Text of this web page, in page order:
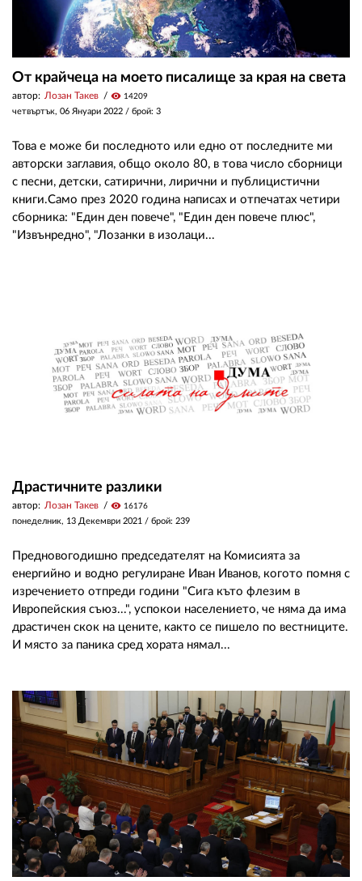
От крайчеца на моето писалище за края на света
автор: Лозан Такев visibility 14209
четвъртък, 06 Януари 2022 / брой: 3
Това е може би последното или едно от последните ми
авторски заглавия, общо около 80, в това число сборници
с песни, детски, сатирични, лирични и публицистични
книги.Само през 2020 година написах и отпечатах четири
сборника: "Един ден повече", "Един ден повече плюс",
"Извънредно", "Лозанки в изолаци...
Драстичните разлики
автор: Лозан Такев visibility 16176
понеделник, 13 Декември 2021 / брой: 239
Предновогодишно председателят на Комисията за
енергийно и водно регулиране Иван Иванов, когото помня с
изречението отпреди години "Сига къто флезим в
Ивропейския съюз...", успокои населението, че няма да има
драстичен скок на цените, както се пишело по вестниците.
И място за паника сред хората нямал...